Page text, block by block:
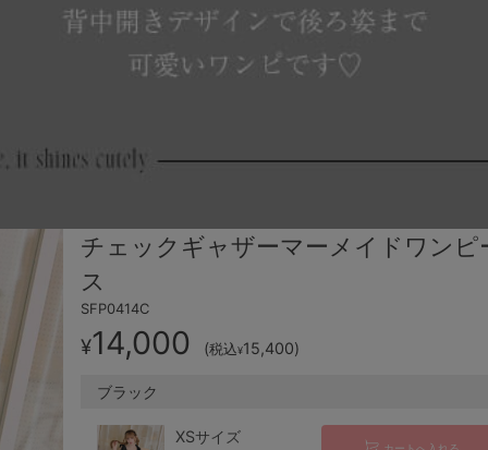
チェックギャザーマーメイドワンピ
ス
SFP0414C
¥14,000 (税込¥15,400)
ブラック
XSサイズ